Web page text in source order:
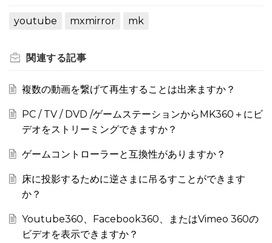
youtube mxmirror mk
関連する記事
複数の動画を繋げて再生することは出来ますか？
PC / TV / DVD /ゲームステーションからMK360＋にビ
デオをストリーミングできますか？
ゲームコントローラーと互換性がありますか？
床に投影するために逆さまに吊るすことができます
か？
Youtube360、Facebook360、またはVimeo 360の
ビデオを表示できますか？